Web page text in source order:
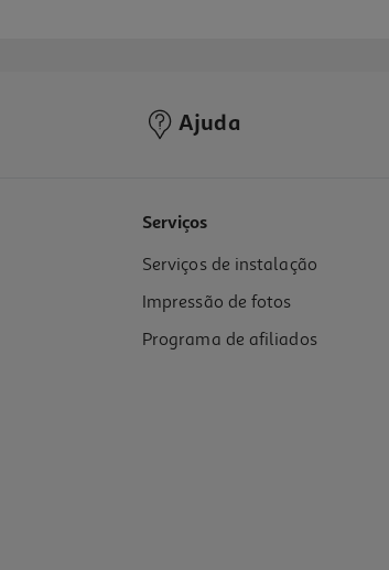
Ajuda
Serviços
Serviços de instalação
Impressão de fotos
Programa de afiliados